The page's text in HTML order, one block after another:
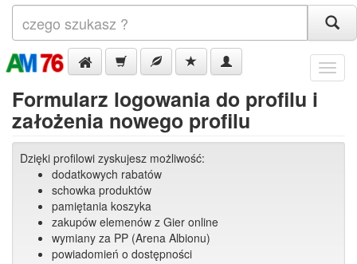
Menu
Formularz logowania do profilu i
założenia nowego profilu
Dzięki profilowi zyskujesz możliwość:
dodatkowych rabatów
schowka produktów
pamiętania koszyka
zakupów elemenów z Gier online
wymiany za PP (Arena Albionu)
powiadomień o dostępności